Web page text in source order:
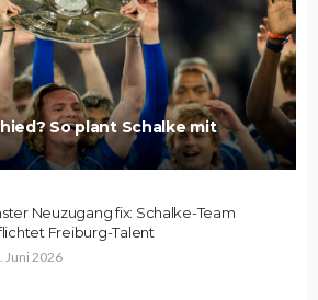
So plant Schalke mit
Neuzugang fix: Schalke-Team
Freiburg-Talent
Juni 2026